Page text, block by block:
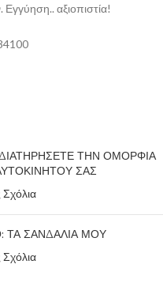
αξιοπιστία!
ΤΗΝ ΟΜΟΡΦΙΑ
ΣΑΣ
ΤΑ ΣΑΝΔΑΛΙΑ ΜΟΥ